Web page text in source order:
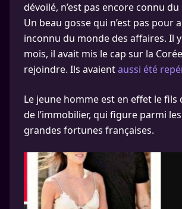
dévoilé, n’est pas encore connu
Un beau gosse qui n’est pas pour
inconnu du monde des affaires. Il
mois, il avait mis le cap sur la
rejoindre. Ils avaientaussi été
Le jeune homme est en effet le fils
de l’immobilier, qui figure parmi
grandes fortunes françaises.